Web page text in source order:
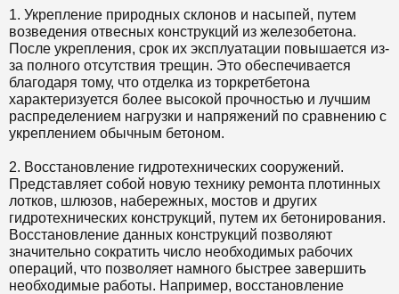
1. Укрепление природных склонов и насыпей, путем
возведения отвесных конструкций из железобетона.
После укрепления, срок их эксплуатации повышается из-
за полного отсутствия трещин. Это обеспечивается
благодаря тому, что отделка из торкретбетона
характеризуется более высокой прочностью и лучшим
распределением нагрузки и напряжений по сравнению с
укреплением обычным бетоном.
2. Восстановление гидротехнических сооружений.
Представляет собой новую технику ремонта плотинных
лотков, шлюзов, набережных, мостов и других
гидротехнических конструкций, путем их бетонирования.
Восстановление данных конструкций позволяют
значительно сократить число необходимых рабочих
операций, что позволяет намного быстрее завершить
необходимые работы. Например, восстановление